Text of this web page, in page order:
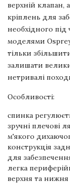
верхній клапан,
кріплень для
необхідного під
моделями
тільки
залишати
нетривалі
Особливості:
спинка
зручні плечові
м'якого
конструкція
для
легка
верхня та нижня